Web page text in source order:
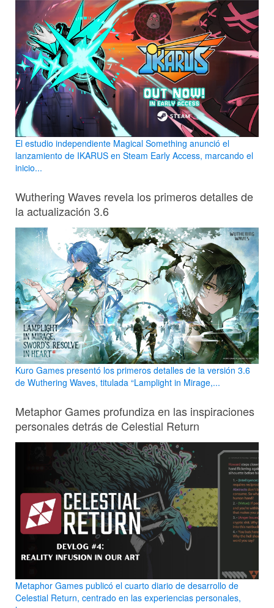
El estudio independiente Magical Something anunció el
lanzamiento de IKARUS en Steam Early Access, marcando el
inicio...
Wuthering Waves revela los primeros detalles de
la actualización 3.6
Kuro Games presentó los primeros detalles de la versión 3.6
de Wuthering Waves, titulada “Lamplight in Mirage,...
Metaphor Games profundiza en las inspiraciones
personales detrás de Celestial Return
Metaphor Games publicó el cuarto diario de desarrollo de
Celestial Return, centrado en las experiencias personales,